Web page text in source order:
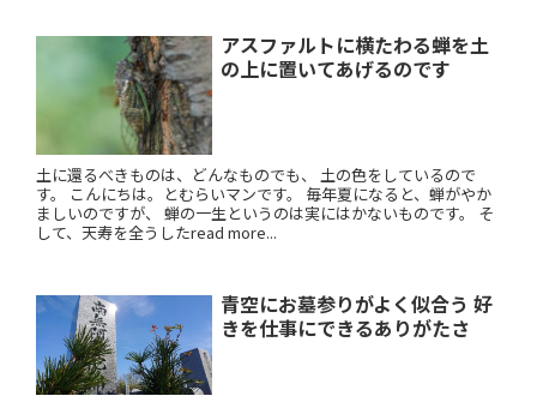
アスファルトに横たわる蝉を土
の上に置いてあげるのです
土に還るべきものは、どんなものでも、 土の色をしているので
す。 こんにちは。とむらいマンです。 毎年夏になると、蝉がやか
ましいのですが、 蝉の一生というのは実にはかないものです。 そ
して、天寿を全うしたread more...
青空にお墓参りがよく似合う 好
きを仕事にできるありがたさ